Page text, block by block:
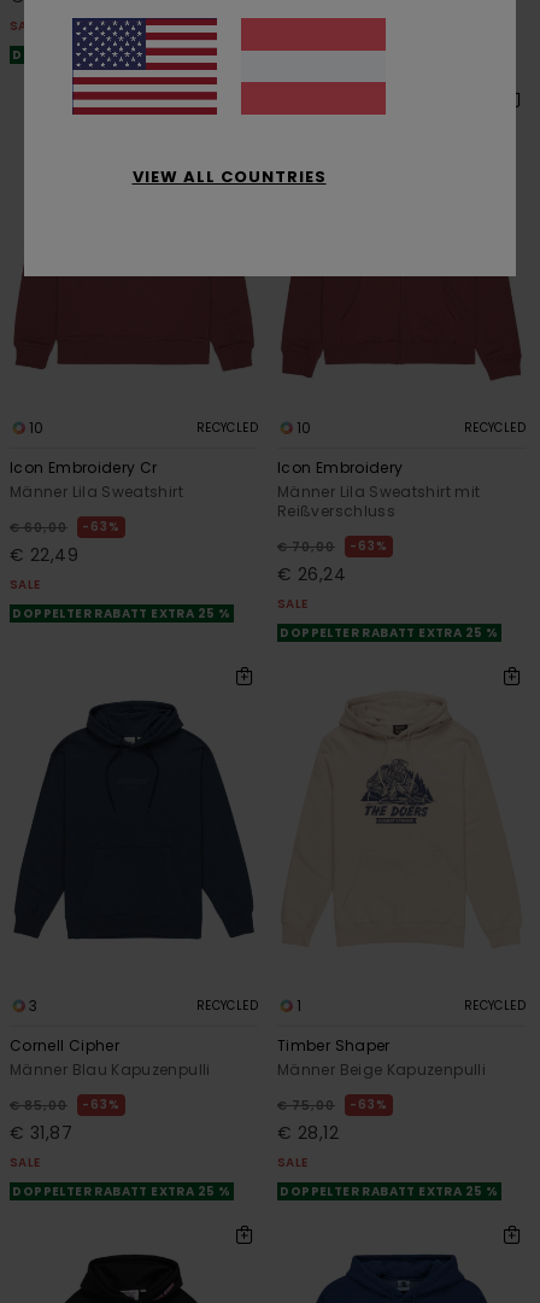
SALE
DOPPELTER RABATT EXTRA 25 %
10 RECYCLED
Icon Embroidery Cr
Männer Lila Sweatshirt
€ 60,00 63%
€ 22,49
SALE
DOPPELTER RABATT EXTRA 25 %
10 RECYCLED
Icon Embroidery
Männer Lila Sweatshirt mit
Reißverschluss
€ 70,00 63%
€ 26,24
SALE
DOPPELTER RABATT EXTRA 25 %
3 RECYCLED
Cornell Cipher
Männer Blau Kapuzenpulli
€ 85,00 63%
€ 31,87
SALE
DOPPELTER RABATT EXTRA 25 %
1 RECYCLED
Timber Shaper
Männer Beige Kapuzenpulli
€ 75,00 63%
€ 28,12
SALE
DOPPELTER RABATT EXTRA 25 %
VIEW ALL COUNTRIES